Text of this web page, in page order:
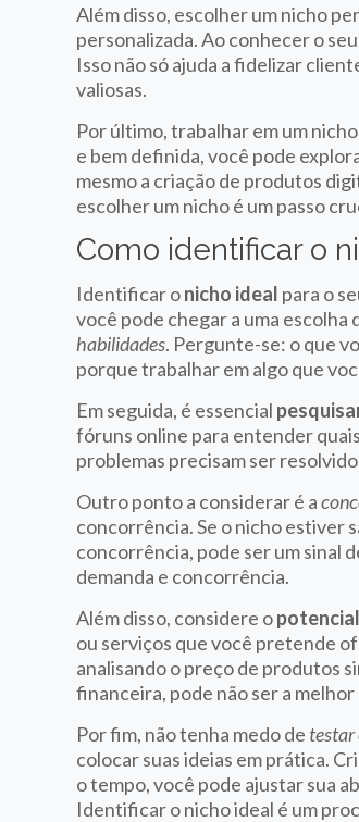
Além disso, escolher um nicho
personalizada. Ao conhecer o
Isso não só ajuda a fidelizar
valiosas.
Por último, trabalhar em um
e bem definida, você pode
mesmo a criação de produtos
escolher um nicho é um passo
Como identificar o
Identificar onicho ideal para o
você pode chegar a uma
habilidades. Pergunte-se: o que
porque trabalhar em algo que
Em seguida, é essencial
fóruns online para entender
problemas precisam ser
Outro ponto a considerar é a
concorrência. Se o nicho estiver
concorrência, pode ser um sinal
demanda e concorrência.
Além disso, considere o
ou serviços que você pretende
analisando o preço de produtos
financeira, pode não ser a melhor
Por fim, não tenha medo de testar
colocar suas ideias em prática.
o tempo, você pode ajustar sua
Identificar o nicho ideal é um